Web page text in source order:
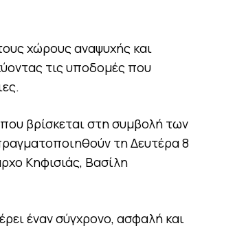
χώρους αναψυχής και
τις υποδομές που
βρίσκεται στη συμβολή των
τη Δευτέρα 8
Κηφισιάς, Βασίλη
έναν σύγχρονο, ασφαλή και